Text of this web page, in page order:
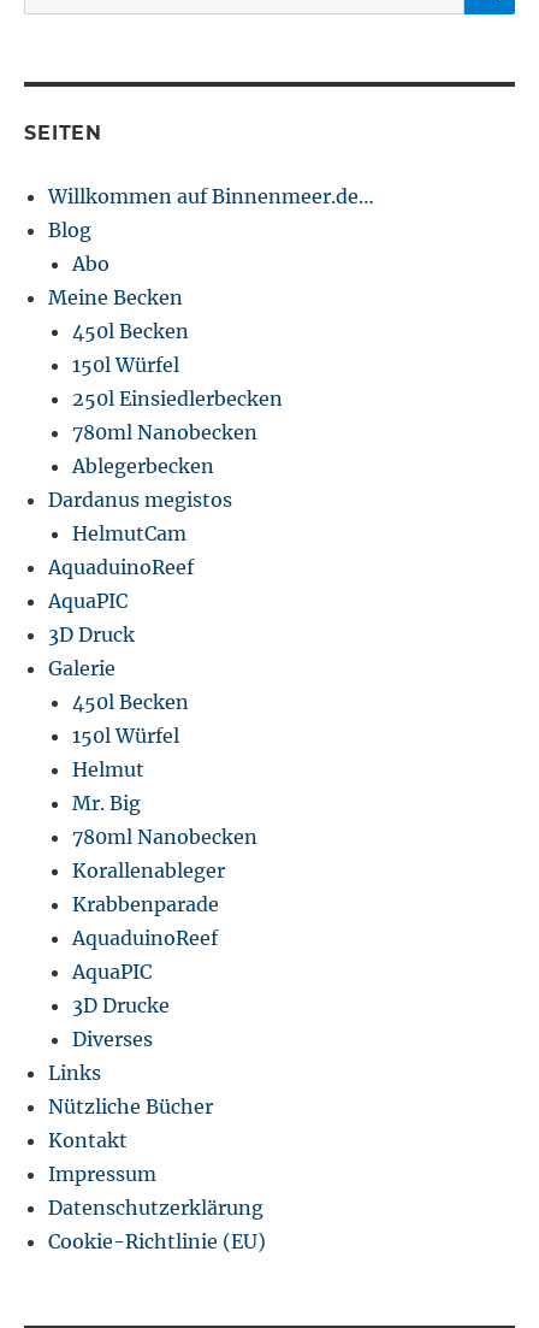
nach:
SEITEN
Willkommen auf Binnenmeer.de…
Blog
Abo
Meine Becken
450l Becken
150l Würfel
250l Einsiedlerbecken
780ml Nanobecken
Ablegerbecken
Dardanus megistos
HelmutCam
AquaduinoReef
AquaPIC
3D Druck
Galerie
450l Becken
150l Würfel
Helmut
Mr. Big
780ml Nanobecken
Korallenableger
Krabbenparade
AquaduinoReef
AquaPIC
3D Drucke
Diverses
Links
Nützliche Bücher
Kontakt
Impressum
Datenschutzerklärung
Cookie-Richtlinie (EU)